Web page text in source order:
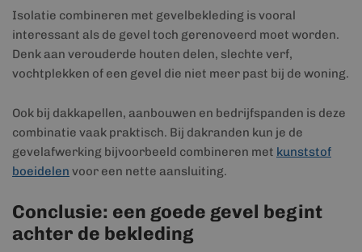
Isolatie combineren met gevelbekleding is vooral
interessant als de gevel toch gerenoveerd moet worden.
Denk aan verouderde houten delen, slechte verf,
vochtplekken of een gevel die niet meer past bij de woning.
Ook bij dakkapellen, aanbouwen en bedrijfspanden is deze
combinatie vaak praktisch. Bij dakranden kun je de
gevelafwerking bijvoorbeeld combineren met kunststof
boeidelen voor een nette aansluiting.
Conclusie: een goede gevel begint
achter de bekleding